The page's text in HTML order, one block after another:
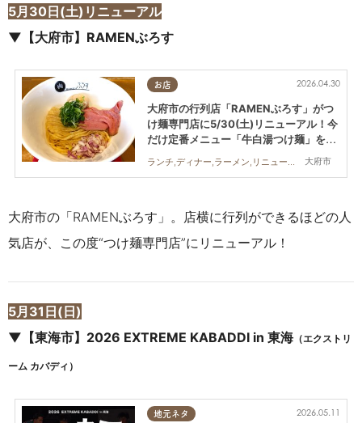
5月30日(土)リニューアル
▼【大府市】RAMENぶろす
お店
大府市
2026.04.30
大府市の行列店「RAMENぶろす」がつ
け麺専門店に5/30(土)リニューアル！今
だけ定番メニュー「牛白湯つけ麺」を実
大府市の「RAMENぶろす」。店横に行列ができるほどの人
気店が、この度“つけ麺専門店”にリニューアル！
5月31日(日)
▼【東海市】 2026 EXTREME KABADDI in 東海 （エクストリ
ーム カバディ）
地元ネタ 2026.05.11